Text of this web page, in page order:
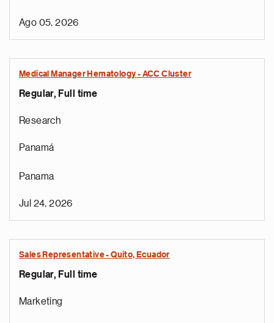
Ago 05, 2026
Medical Manager Hematology - ACC Cluster
Regular, Full time
Research
Panamá
Panama
Jul 24, 2026
Sales Representative - Quito, Ecuador
Regular, Full time
Marketing